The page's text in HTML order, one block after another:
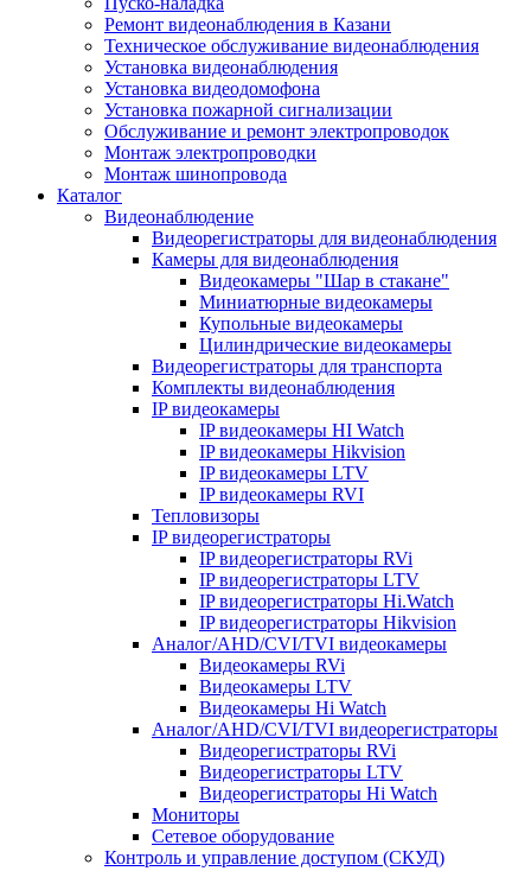
Ремонт видеонаблюдения в Казани
Техническое обслуживание видеонаблюдения
Установка видеонаблюдения
Установка видеодомофона
Установка пожарной сигнализации
Обслуживание и ремонт электропроводок
Монтаж электропроводки
Монтаж шинопровода
Каталог
Видеонаблюдение
Видеорегистраторы для видеонаблюдения
Камеры для видеонаблюдения
Видеокамеры "Шар в стакане"
Миниатюрные видеокамеры
Купольные видеокамеры
Цилиндрические видеокамеры
Видеорегистраторы для транспорта
Комплекты видеонаблюдения
IP видеокамеры
IP видеокамеры HI Watch
IP видеокамеры Hikvision
IP видеокамеры LTV
IP видеокамеры RVI
Тепловизоры
IP видеорегистраторы
IP видеорегистраторы RVi
IP видеорегистраторы LTV
IP видеорегистраторы Hi.Watch
IP видеорегистраторы Hikvision
Аналог/AHD/CVI/TVI видеокамеры
Видеокамеры RVi
Видеокамеры LTV
Видеокамеры Hi Watch
Аналог/AHD/CVI/TVI видеорегистраторы
Видеорегистраторы RVi
Видеорегистраторы LTV
Видеорегистраторы Hi Watch
Мониторы
Сетевое оборудование
Контроль и управление доступом (СКУД)